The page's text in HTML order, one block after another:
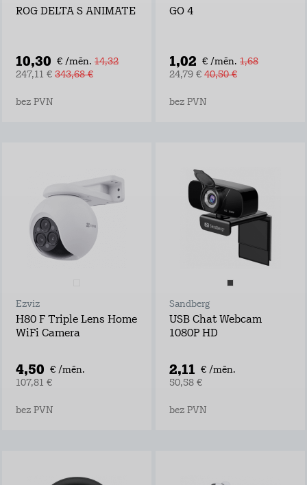
ROG DELTA S ANIMATE
10,30 € /mēn. 14,32
247,11 € 343,68 €
bez PVN
GO 4
1,02 € /mēn. 1,68
24,79 € 40,50 €
bez PVN
Ezviz
H80 F Triple Lens Home
WiFi Camera
4,50 € /mēn.
107,81 €
bez PVN
Sandberg
USB Chat Webcam
1080P HD
2,11 € /mēn.
50,58 €
bez PVN